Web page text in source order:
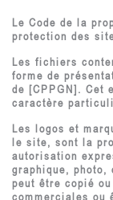
Le Code de la
protection des
Les fichiers
forme de
de [CPPGN]. Cet
caractère
Les logos et
le site, sont la
autorisation
graphique, photo,
peut être copié
commerciales ou